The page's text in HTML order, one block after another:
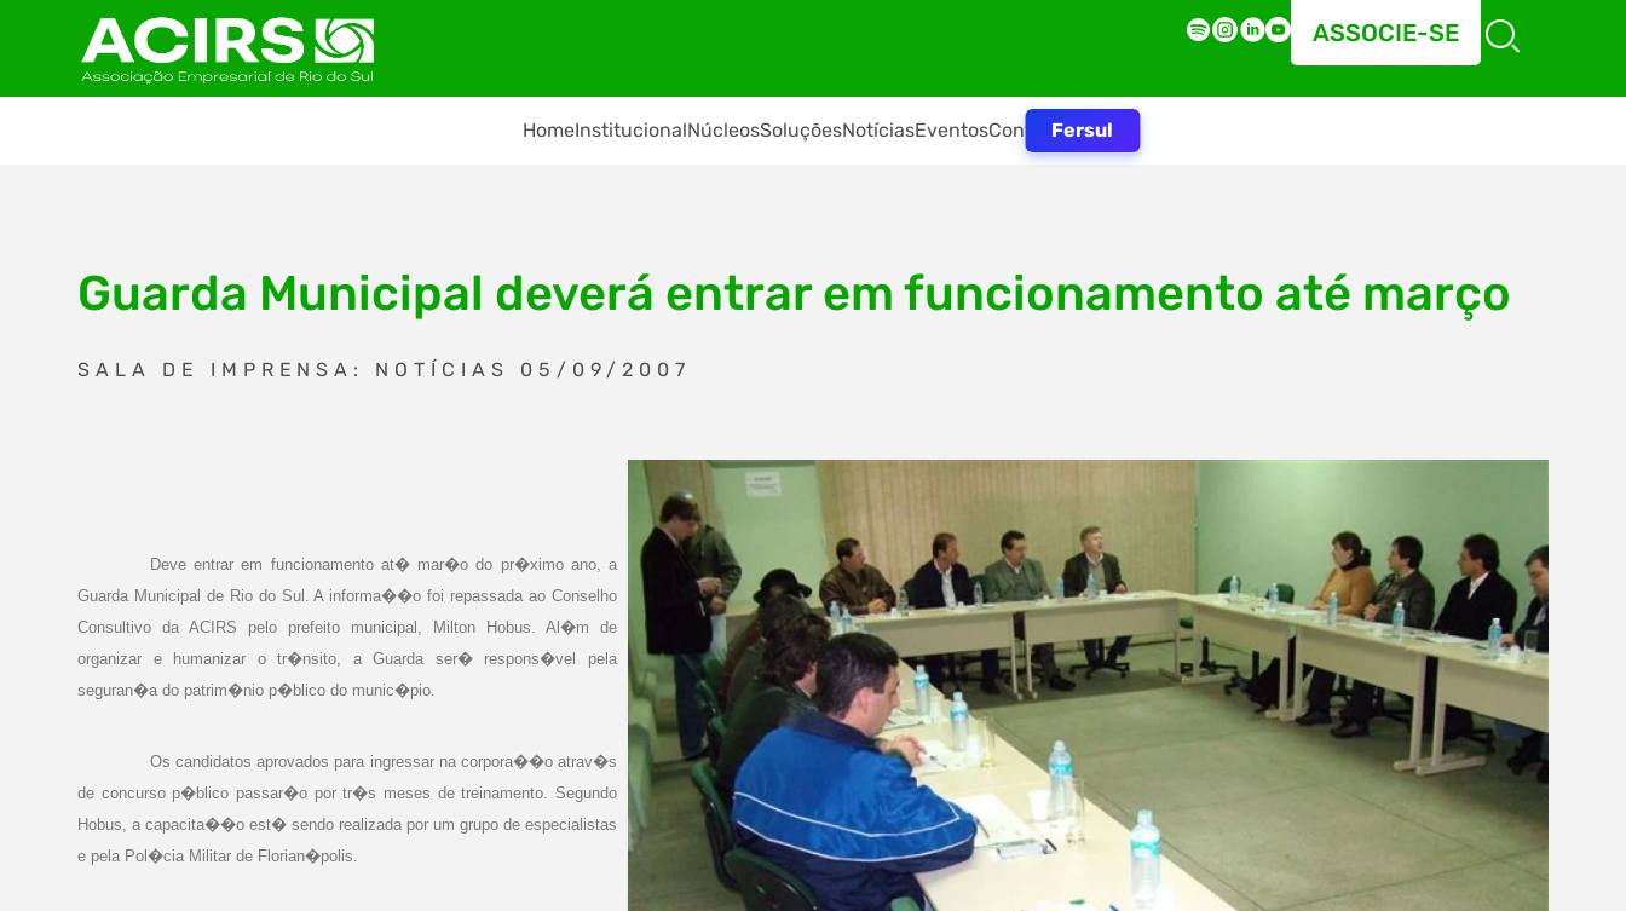
ASSOCIE-SE
HomeInstitucionalNúcleosSoluçõesNotíciasEventosContatoFersul
Guarda Municipal deverá entrar em funcionamento até março
SALA DE IMPRENSA: NOTÍCIAS 05/09/2007
Deve entrar em funcionamento at� mar�o do pr�ximo ano, a
Guarda Municipal de Rio do Sul. A informa��o foi repassada ao Conselho
Consultivo da ACIRS pelo prefeito municipal, Milton Hobus. Al�m de
organizar e humanizar o tr�nsito, a Guarda ser� respons�vel pela
seguran�a do patrim�nio p�blico do munic�pio.
Os candidatos aprovados para ingressar na corpora��o atrav�s
de concurso p�blico passar�o por tr�s meses de treinamento. Segundo
Hobus, a capacita��o est� sendo realizada por um grupo de especialistas
e pela Pol�cia Militar de Florian�polis.